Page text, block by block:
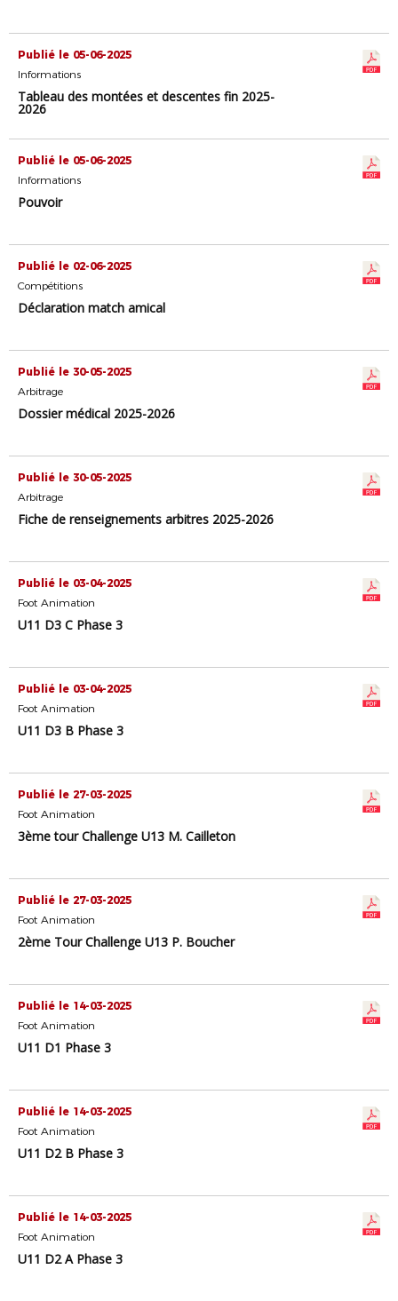
Publié le 05-06-2025
Informations
Tableau des montées et descentes fin 2025-
2026
Publié le 05-06-2025
Informations
Pouvoir
Publié le 02-06-2025
Compétitions
Déclaration match amical
Publié le 30-05-2025
Arbitrage
Dossier médical 2025-2026
Publié le 30-05-2025
Arbitrage
Fiche de renseignements arbitres 2025-2026
Publié le 03-04-2025
Foot Animation
U11 D3 C Phase 3
Publié le 03-04-2025
Foot Animation
U11 D3 B Phase 3
Publié le 27-03-2025
Foot Animation
3ème tour Challenge U13 M. Cailleton
Publié le 27-03-2025
Foot Animation
2ème Tour Challenge U13 P. Boucher
Publié le 14-03-2025
Foot Animation
U11 D1 Phase 3
Publié le 14-03-2025
Foot Animation
U11 D2 B Phase 3
Publié le 14-03-2025
Foot Animation
U11 D2 A Phase 3